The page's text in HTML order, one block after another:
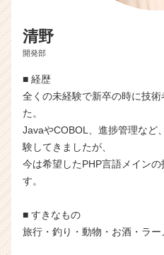
清野
開発部
■ 経歴
全くの未経験で新卒の時に技
た。
JavaやCOBOL、進捗管理など
験してきましたが、
今は希望したPHP言語メイン
す。
■ すきなもの
旅行・釣り・動物・お酒・ラー